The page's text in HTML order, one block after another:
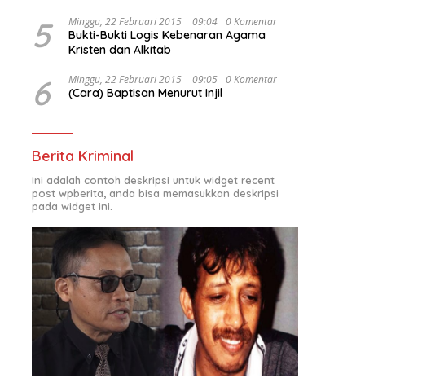
5 Minggu, 22 Februari 2015 | 09:04 0 Komentar
Bukti-Bukti Logis Kebenaran Agama
Kristen dan Alkitab
6 Minggu, 22 Februari 2015 | 09:05 0 Komentar
(Cara) Baptisan Menurut Injil
Berita Kriminal
Ini adalah contoh deskripsi untuk widget recent
post wpberita, anda bisa memasukkan deskripsi
pada widget ini.